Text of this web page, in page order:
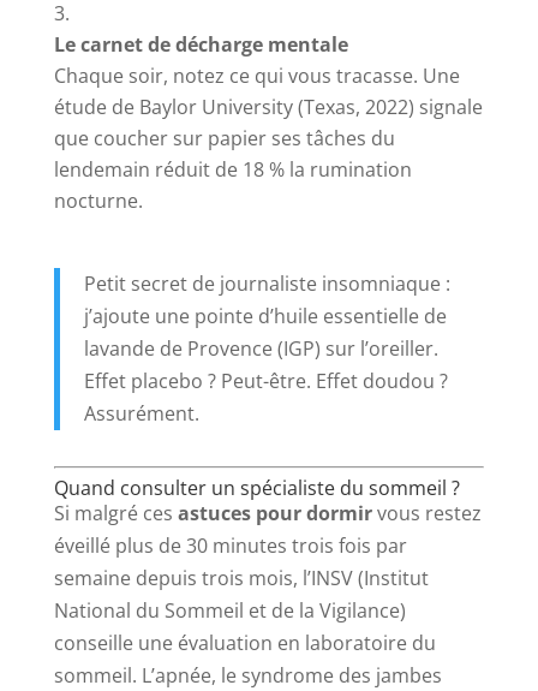
Le carnet de décharge mentale
Chaque soir, notez ce qui vous tracasse. Une
étude de Baylor University (Texas, 2022) signale
que coucher sur papier ses tâches du
lendemain réduit de 18 % la rumination
nocturne.
Petit secret de journaliste insomniaque :
j’ajoute une pointe d’huile essentielle de
lavande de Provence (IGP) sur l’oreiller.
Effet placebo ? Peut-être. Effet doudou ?
Assurément.
Quand consulter un spécialiste du sommeil ?
Si malgré ces astuces pour dormirvous restez
éveillé plus de 30 minutes trois fois par
semaine depuis trois mois, l’INSV (Institut
National du Sommeil et de la Vigilance)
conseille une évaluation en laboratoire du
sommeil. L’apnée, le syndrome des jambes